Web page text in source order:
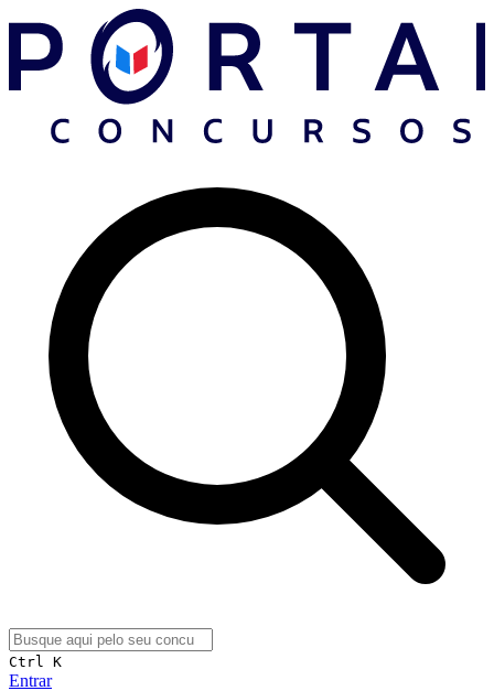
Ctrl K
Entrar